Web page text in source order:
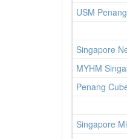
USM
Singapore
MYHM
Penang
Singapore